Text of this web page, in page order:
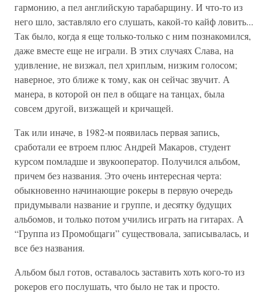
гармонию, а пел английскую тарабарщину. И что-то из
него шло, заставляло его слушать, какой-то кайф ловить...
Так было, когда я еще только-только с ним познакомился,
даже вместе еще не играли. В этих случаях Слава, на
удивление, не визжал, пел хриплым, низким голосом;
наверное, это ближе к тому, как он сейчас звучит. А
манера, в которой он пел в общаге на танцах, была
совсем другой, визжащей и кричащей.
Так или иначе, в 1982-м появилась первая запись,
сработали ее втроем плюс Андрей Макаров, студент
курсом помладше и звукооператор. Получился альбом,
причем без названия. Это очень интересная черта:
обыкновенно начинающие рокеры в первую очередь
придумывали название и группе, и десятку будущих
альбомов, и только потом учились играть на гитарах. А
“Группа из Промобщаги” существовала, записывалась, и
все без названия.
Альбом был готов, оставалось заставить хоть кого-то из
рокеров его послушать, что было не так и просто.